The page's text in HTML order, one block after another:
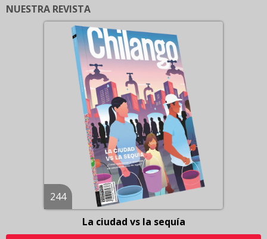
NUESTRA REVISTA
244
La ciudad vs la sequía